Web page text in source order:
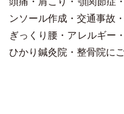
ンソール作成・交通事故
ぎっくり腰・アレルギー
ひかり鍼灸院・整骨院に